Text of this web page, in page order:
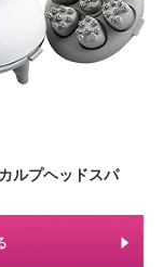
ルプヘッドスパ